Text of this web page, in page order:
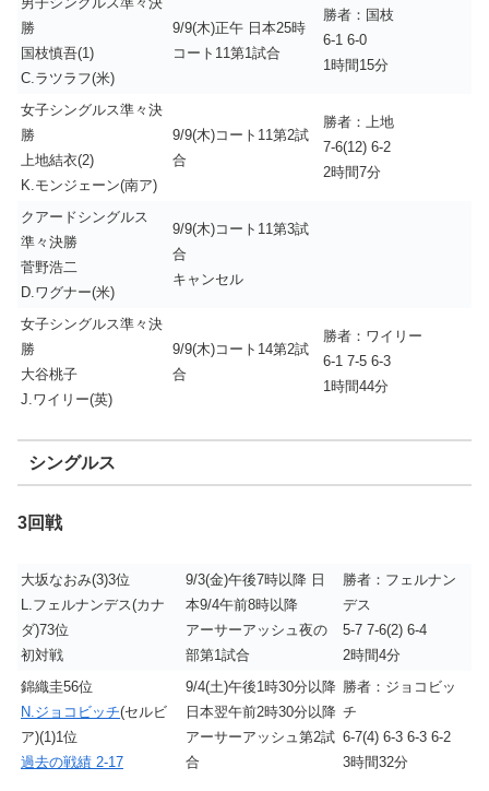
勝
国枝慎吾(1)
C.ラツラフ(米)
9/9(木)正午 日本25時
コート11第1試合
勝者：国枝
6-1 6-0
1時間15分
女子シングルス準々決
勝
上地結衣(2)
K.モンジェーン(南ア)
9/9(木)コート11第2試
合
勝者：上地
7-6(12) 6-2
2時間7分
クアードシングルス
準々決勝
菅野浩二
D.ワグナー(米)
9/9(木)コート11第3試
合
キャンセル
女子シングルス準々決
勝
大谷桃子
J.ワイリー(英)
9/9(木)コート14第2試
合
勝者：ワイリー
6-1 7-5 6-3
1時間44分
シングルス
3回戦
大坂なおみ(3)3位
L.フェルナンデス(カナ
ダ)73位
初対戦
9/3(金)午後7時以降 日
本9/4午前8時以降
アーサーアッシュ夜の
部第1試合
勝者：フェルナン
デス
5-7 7-6(2) 6-4
2時間4分
錦織圭56位
N.ジョコビッチ(セルビ
ア)(1)1位
過去の戦績 2-17
9/4(土)午後1時30分以降
日本翌午前2時30分以降
アーサーアッシュ第2試
合
勝者：ジョコビッ
チ
6-7(4) 6-3 6-3 6-2
3時間32分